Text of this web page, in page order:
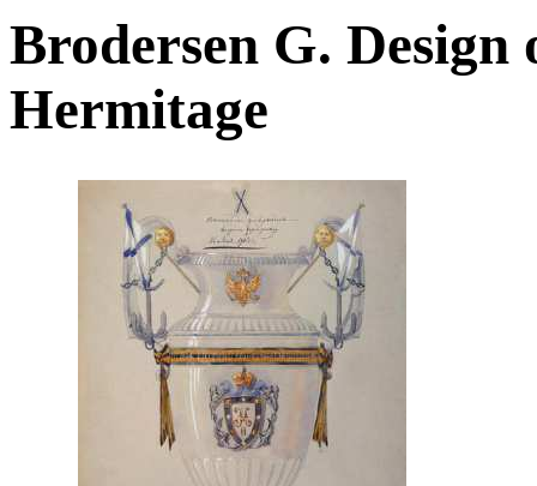
Brodersen G.
Hermitage